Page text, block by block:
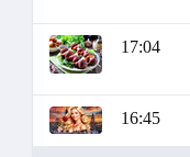
17:04
16:45